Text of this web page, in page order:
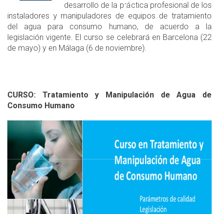
desarrollo de la práctica profesional de los
instaladores y manipuladores de equipos de tratamiento
del agua para consumo humano, de acuerdo a la
legislación vigente. El curso se celebrará en Barcelona (22
de mayo) y en Málaga (6 de noviembre).
CURSO: Tratamiento y Manipulación de Agua de
Consumo Humano